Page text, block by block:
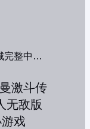
机械迷城完整中文版